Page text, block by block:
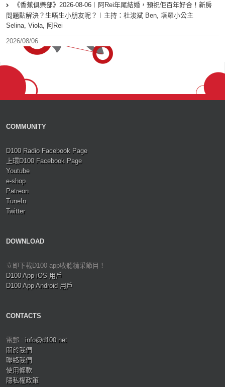
《香蕉俱樂部》2026-08-06︱阿Rei年尾結婚，預祝佢百年好合！新房
問題點解決？生唔生小朋友呢？︱主持：杜浚斌 Ben, 塔羅小公主
Selina, Viola, 阿Rei
2026/08/06
COMMUNITY
D100 Radio Facebook Page
上環D100 Facebook Page
Youtube
e-shop
Patreon
TuneIn
Twitter
DOWNLOAD
立即下載D100 app收聽精采節目！
D100 App iOS 用戶
D100 App Android 用戶
CONTACTS
電郵 : info@d100.net
關於我們
聯絡我們
使用條款
隱私權政策